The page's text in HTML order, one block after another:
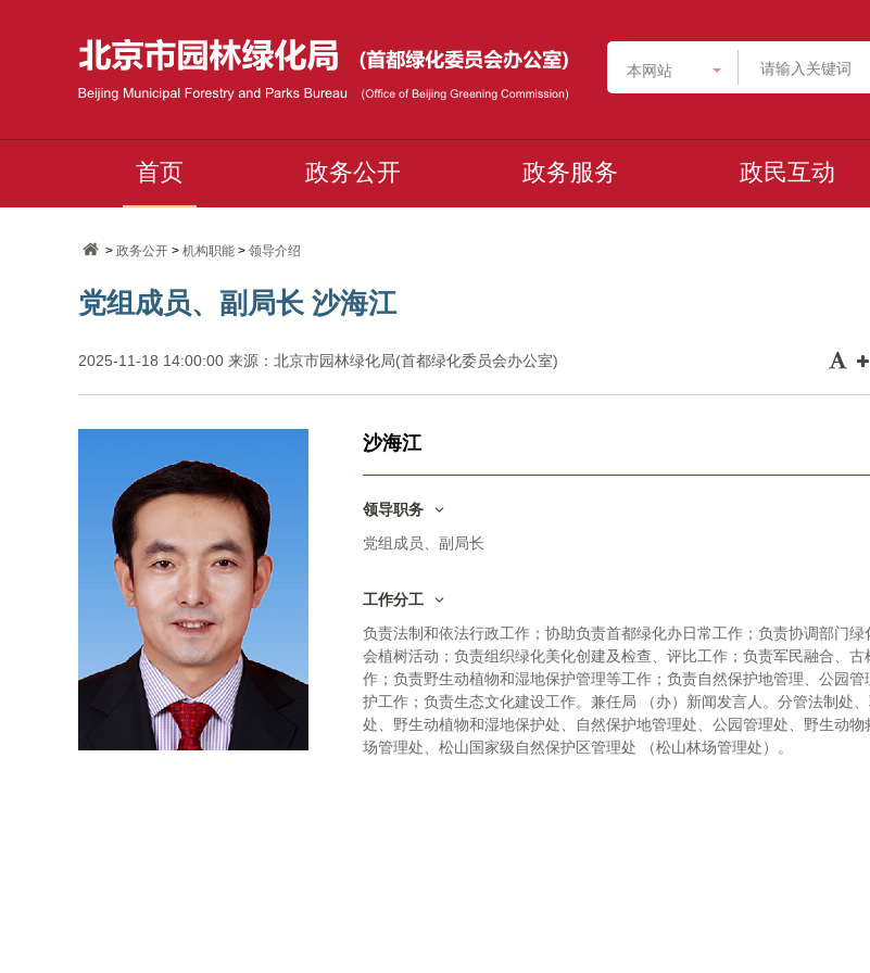
本网站
首页 政务公开 政务服务 政民互动
>政务公开 >机构职能 >领导介绍
党组成员、副局长 沙海江
2025-11-18 14:00:00 来源：北京市园林绿化局(首都绿化委员会办公室)
沙海江
领导职务
党组成员、副局长
工作分工
负责法制和依法行政工作；协助负责首都绿化办日常工作；负责协调部门绿
会植树活动；负责组织绿化美化创建及检查、评比工作；负责军民融合、
作；负责野生动植物和湿地保护管理等工作；负责自然保护地管理、公园管
护工作；负责生态文化建设工作。兼任局 （办）新闻发言人。分管法制处
处、野生动植物和湿地保护处、自然保护地管理处、公园管理处、野生动
场管理处、松山国家级自然保护区管理处 （松山林场管理处）。